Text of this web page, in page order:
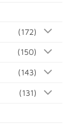
(172)
(150)
(143)
(131)